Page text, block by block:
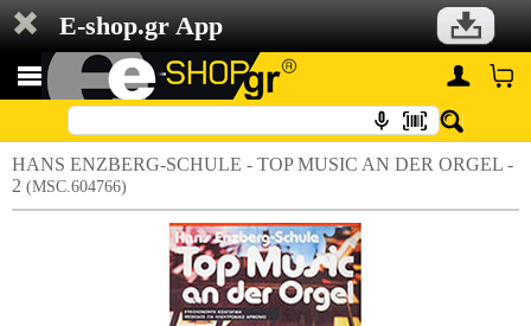
E-shop.gr App
HANS ENZBERG-SCHULE - TOP MUSIC AN DER ORGEL -
2 (MSC.604766)